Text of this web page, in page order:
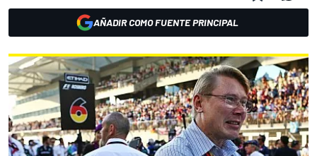
AÑADIR COMO FUENTE PRINCIPAL